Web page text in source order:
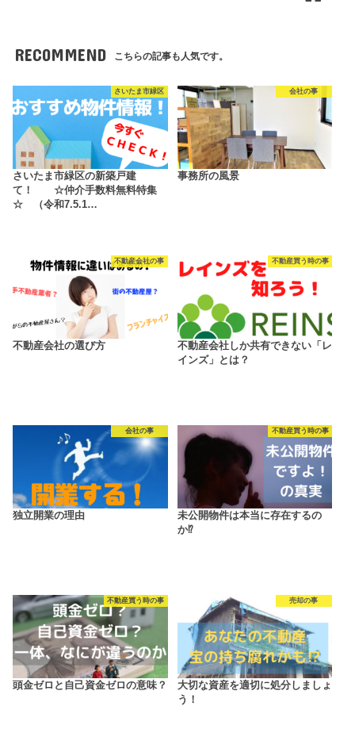
RECOMMEND こちらの記事も人気です。
さいたま市緑区
さいたま市緑区の新築戸建
て！ ☆仲介手数料無料特集
☆ （令和7.5.1…
会社の事
事務所の風景
不動産会社の事
不動産会社の選び方
不動産買う時の事
不動産会社しか共有できない「レ
インズ」とは？
会社の事
独立開業の理由
不動産買う時の事
未公開物件は本当に存在するの
か⁉
不動産買う時の事
頭金ゼロと自己資金ゼロの意味？
売却の事
大切な資産を適切に処分しましょ
う！